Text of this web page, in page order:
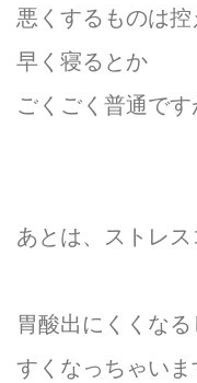
悪くするものは控
早く寝るとか
ごくごく普通です
あとは、ストレス
胃酸出にくくな
すくなっちゃいま